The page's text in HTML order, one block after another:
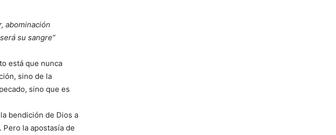
abominación
su sangre”
está que nunca
sino de la
sino que es
bendición de Dios a
la apostasía de